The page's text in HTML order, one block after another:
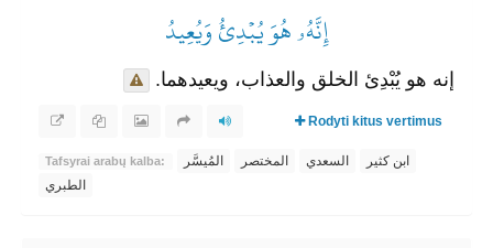
إِنَّهُۥ هُوَ يُبۡدِئُ وَيُعِيدُ
إنه هو يُبْدِئ الخلق والعذاب، ويعيدهما.
Rodyti kitus vertimus
Tafsyrai arabų kalba: المُيسَّر المختصر السعدي
ابن كثير
الطبري